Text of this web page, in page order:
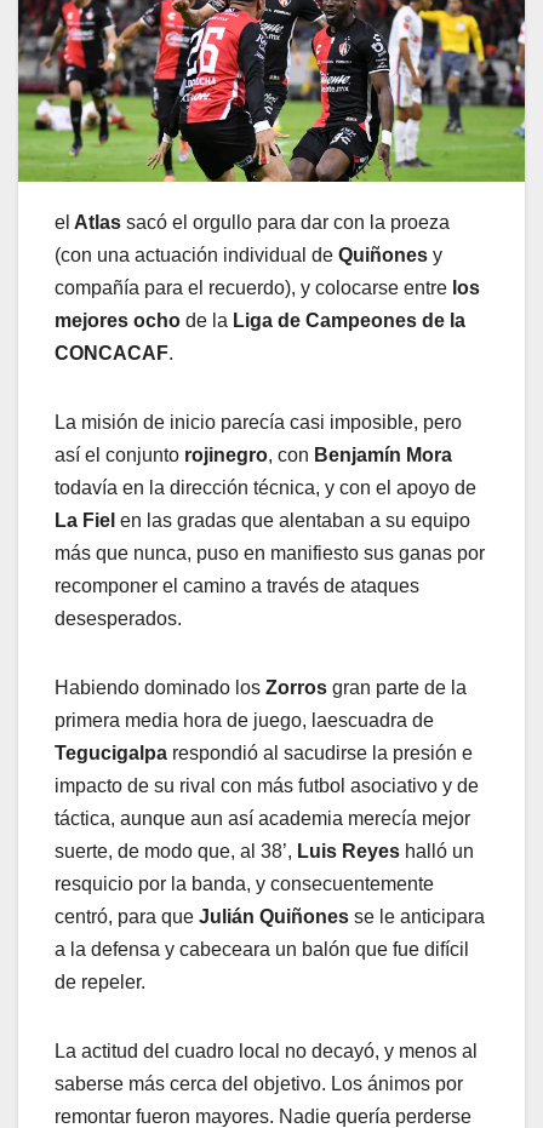
el Atlas sacó el orgullo para dar con la proeza
(con una actuación individual de Quiñones y
compañía para el recuerdo), y colocarse entre los
mejores ocho de la Liga de Campeones de la
CONCACAF.
La misión de inicio parecía casi imposible, pero
así el conjunto rojinegro, con Benjamín Mora
todavía en la dirección técnica, y con el apoyo de
La Fiel en las gradas que alentaban a su equipo
más que nunca, puso en manifiesto sus ganas por
recomponer el camino a través de ataques
desesperados.
Habiendo dominado los Zorros gran parte de la
primera media hora de juego, laescuadra de
Tegucigalpa respondió al sacudirse la presión e
impacto de su rival con más futbol asociativo y de
táctica, aunque aun así academia merecía mejor
suerte, de modo que, al 38’, Luis Reyes halló un
resquicio por la banda, y consecuentemente
centró, para que Julián Quiñones se le anticipara
a la defensa y cabeceara un balón que fue difícil
de repeler.
La actitud del cuadro local no decayó, y menos al
saberse más cerca del objetivo. Los ánimos por
remontar fueron mayores. Nadie quería perderse